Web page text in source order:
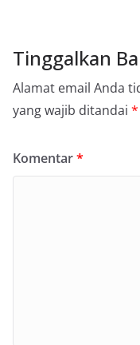
Tinggalkan
Alamat email Anda
yang wajib ditandai *
Komentar*